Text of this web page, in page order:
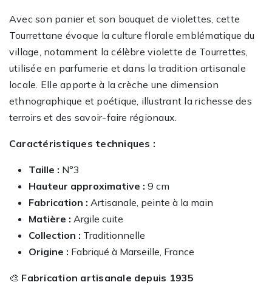
Avec son panier et son bouquet de violettes, cette
Tourrettane évoque la culture florale emblématique du
village, notamment la célèbre violette de Tourrettes,
utilisée en parfumerie et dans la tradition artisanale
locale. Elle apporte à la crèche une dimension
ethnographique et poétique, illustrant la richesse des
terroirs et des savoir-faire régionaux.
Caractéristiques techniques :
Taille : N°3
Hauteur approximative : 9 cm
Fabrication : Artisanale, peinte à la main
Matière : Argile cuite
Collection : Traditionnelle
Origine : Fabriqué à Marseille, France
🎨 Fabrication artisanale depuis 1935